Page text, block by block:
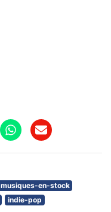
musiques-en-stock
indie-pop